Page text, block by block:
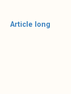
Article long